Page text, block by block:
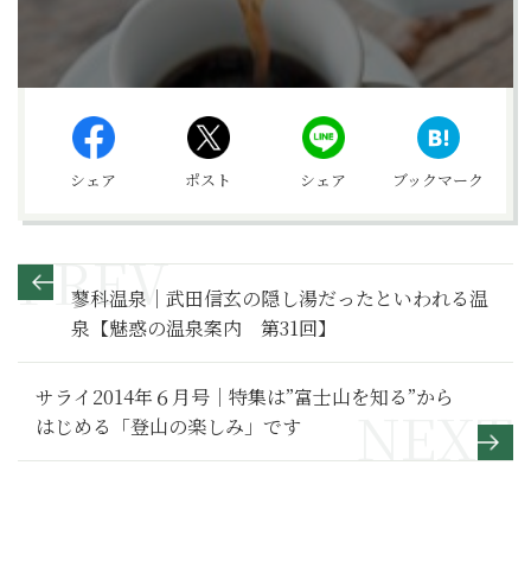
シェア ポスト シェア ブックマーク
蓼科温泉｜武田信玄の隠し湯だったといわれる温
泉【魅惑の温泉案内 第31回】
サライ2014年６月号｜特集は”富士山を知る”から
はじめる「登山の楽しみ」です